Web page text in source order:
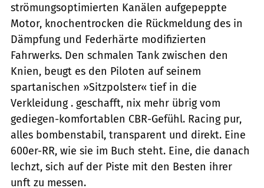
strömungsoptimierten Kanälen aufgepeppte
Motor, knochentrocken die Rückmeldung des in
Dämpfung und Federhärte modifizierten
Fahrwerks. Den schmalen Tank zwischen den
Knien, beugt es den Piloten auf seinem
spartanischen »Sitzpolster« tief in die
Verkleidung . geschafft, nix mehr übrig vom
gediegen-komfortablen CBR-Gefühl. Racing pur,
alles bombenstabil, transparent und direkt. Eine
600er-RR, wie sie im Buch steht. Eine, die danach
lechzt, sich auf der Piste mit den Besten ihrer
unft zu messen.